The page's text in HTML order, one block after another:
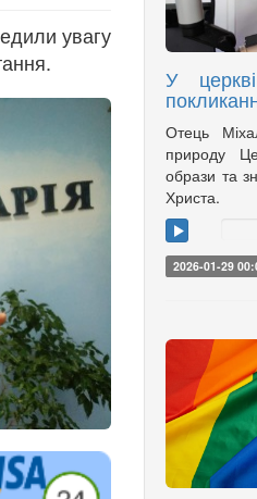
увагу
У
Отець
природу
образи та
Христа.
2026-01-29